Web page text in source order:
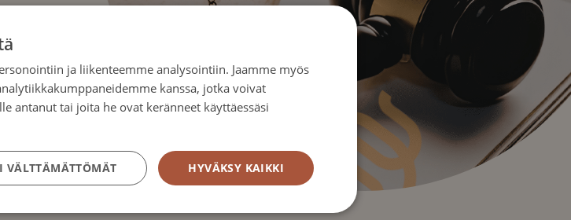
in
ja liikenteemme analysointiin. Jaamme myös
kanssa, jotka voivat
antanut tai joita he ovat keränneet käyttäessäsi
HYVÄKSY KAIKKI
VÄLTTÄMÄTTÖMÄT